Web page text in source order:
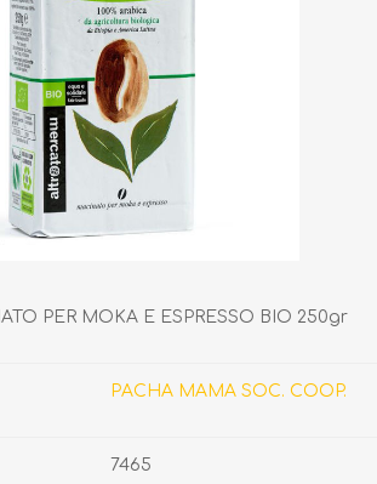
PER MOKA E ESPRESSO BIO 250gr
PACHA MAMA SOC. COOP.
7465